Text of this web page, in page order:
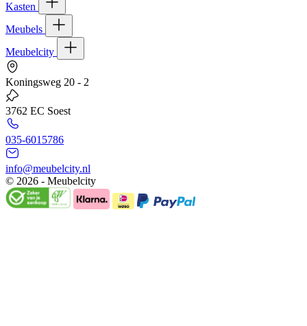
Kasten
Meubels
Meubelcity
Koningsweg 20 - 2
3762 EC Soest
035-6015786
info@meubelcity.nl
© 2026 - Meubelcity